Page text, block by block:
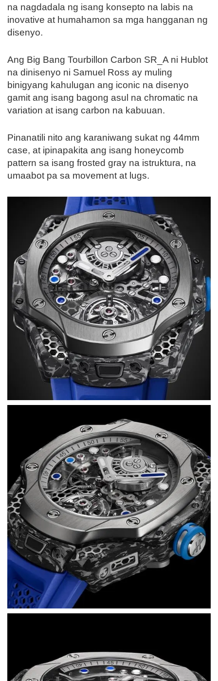
na nagdadala ng isang konsepto na labis na
inovative at humahamon sa mga hangganan ng
disenyo.
Ang Big Bang Tourbillon Carbon SR_A ni Hublot
na dinisenyo ni Samuel Ross ay muling
binigyang kahulugan ang iconic na disenyo
gamit ang isang bagong asul na chromatic na
variation at isang carbon na kabuuan.
Pinanatili nito ang karaniwang sukat ng 44mm
case, at ipinapakita ang isang honeycomb
pattern sa isang frosted gray na istruktura, na
umaabot pa sa movement at lugs.